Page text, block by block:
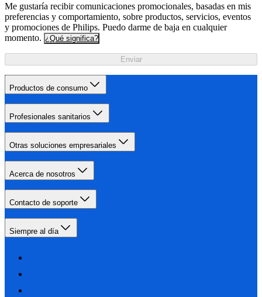
Me gustaría recibir comunicaciones promocionales, basadas en mis
preferencias y comportamiento, sobre productos, servicios, eventos
y promociones de Philips. Puedo darme de baja en cualquier
momento. ¿Qué significa?
Enviar
Productos de consumo
Profesionales sanitarios
Otras soluciones empresariales
Acerca de nosotros
Contacto de soporte
Siempre al día